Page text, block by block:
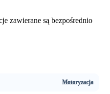
zawierane są bezpośrednio
Motoryzacja